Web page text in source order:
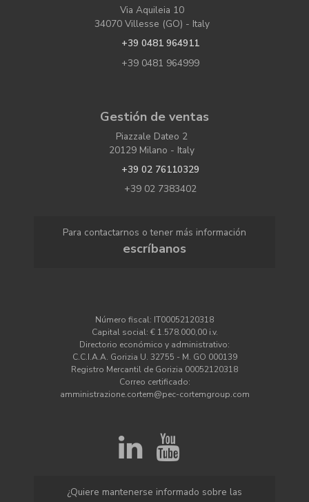
Via Aquileia 10
34070 Villesse (GO) - Italy
+39 0481 964911
+39 0481 964999
Gestión de ventas
Piazzale Dateo 2
20129 Milano - Italy
+39 02 76110329
+39 02 7383402
Para contactarnos o tener más información
escríbanos
Número fiscal: IT00052120318
Capital social: € 1.578.000,00 i.v.
Directorio económico y administrativo:
C.C.I.A.A. Gorizia U. 32755 - M. GO 000139
Registro Mercantil de Gorizia 00052120318
Correo certificado:
amministrazione.cortem@pec-cortemgroup.com
¿Quiere mantenerse informado sobre las